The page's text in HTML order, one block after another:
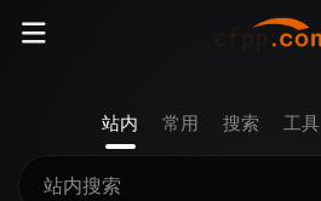
站内 常用 搜索 工具